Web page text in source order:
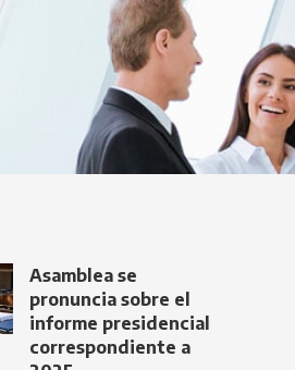
Asamblea se
pronuncia sobre el
informe presidencial
correspondiente a